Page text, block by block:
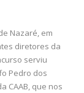
Nazaré, em
diretores da
serviu
Pedro dos
CAAB, que nos